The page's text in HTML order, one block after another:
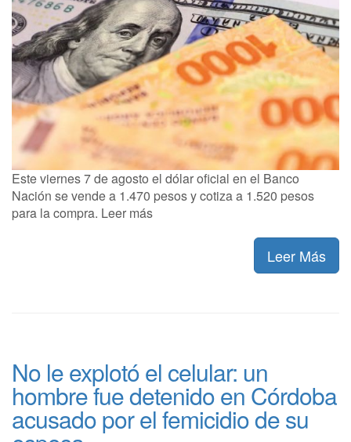
Este viernes 7 de agosto el dólar oficial en el Banco
Nación se vende a 1.470 pesos y cotiza a 1.520 pesos
para la compra. Leer más
Leer Más
No le explotó el celular: un
hombre fue detenido en Córdoba
acusado por el femicidio de su